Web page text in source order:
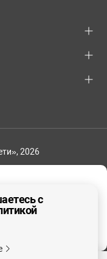
2026
с